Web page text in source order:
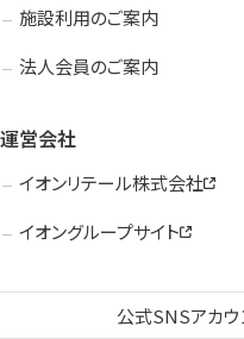
施設利用のご案内
法人会員のご案内
運営会社
イオンリテール株式会社
イオングループサイト
公式SNSアカウ